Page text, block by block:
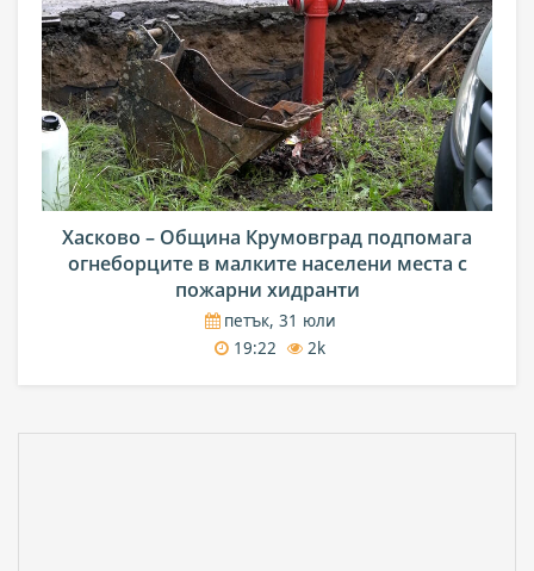
Хасково – Община Крумовград подпомага
огнеборците в малките населени места с
пожарни хидранти
петък, 31 юли
19:22
2k